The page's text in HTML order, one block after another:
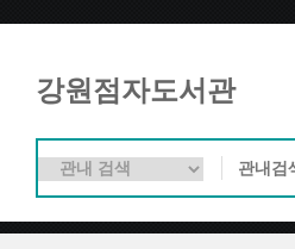
강원점자도서관